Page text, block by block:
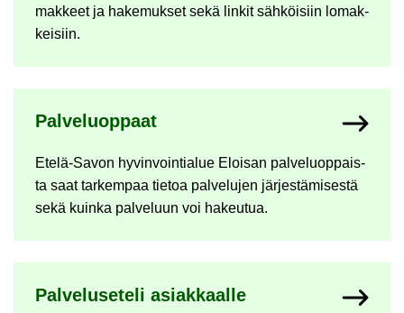
mak­keet ja ha­ke­muk­set sekä lin­kit säh­köi­siin lo­mak­
kei­siin.
Pal­ve­luop­paat
Etelä-​Savon hy­vin­voin­tia­lue Eloi­san pal­ve­luop­pais­
ta saat tar­kem­paa tie­toa pal­ve­lu­jen jär­jes­tä­mi­ses­tä
sekä kuin­ka pal­ve­luun voi ha­keu­tua.
Pal­ve­luse­te­li asiak­kaal­le